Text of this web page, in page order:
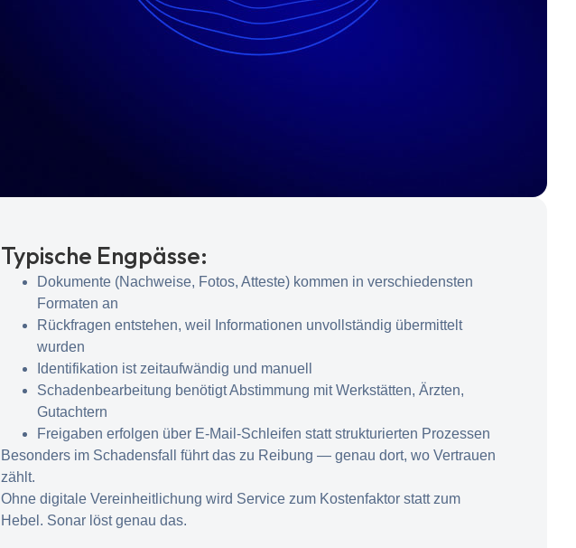
Typische Engpässe:
Dokumente (Nachweise, Fotos, Atteste) kommen in verschiedensten
Formaten an
Rückfragen entstehen, weil Informationen unvollständig übermittelt
wurden
Identifikation ist zeitaufwändig und manuell
Schadenbearbeitung benötigt Abstimmung mit Werkstätten, Ärzten,
Gutachtern
Freigaben erfolgen über E-Mail-Schleifen statt strukturierten Prozessen
Besonders im Schadensfall führt das zu Reibung — genau dort, wo Vertrauen
zählt.
Ohne digitale Vereinheitlichung wird Service zum Kostenfaktor statt zum
Hebel. Sonar löst genau das.